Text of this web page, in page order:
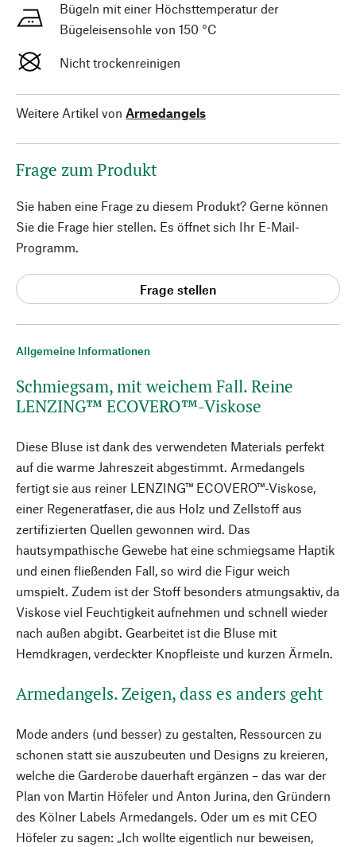
Allgemeine Informationen
Schmiegsam, mit weichem Fall. Reine
LENZING™ ECOVERO™-Viskose
Diese Bluse ist dank des verwendeten Materials perfekt
auf die warme Jahreszeit abgestimmt. Armedangels
fertigt sie aus reiner LENZING™ ECOVERO™-Viskose,
einer Regeneratfaser, die aus Holz und Zellstoff aus
zertifizierten Quellen gewonnen wird. Das
hautsympathische Gewebe hat eine schmiegsame Haptik
und einen fließenden Fall, so wird die Figur weich
umspielt. Zudem ist der Stoff besonders atmungsaktiv, da
Viskose viel Feuchtigkeit aufnehmen und schnell wieder
nach außen abgibt. Gearbeitet ist die Bluse mit
Hemdkragen, verdeckter Knopfleiste und kurzen Ärmeln.
Armedangels. Zeigen, dass es anders geht
Mode anders (und besser) zu gestalten, Ressourcen zu
schonen statt sie auszubeuten und Designs zu kreieren,
welche die Garderobe dauerhaft ergänzen – das war der
Plan von Martin Höfeler und Anton Jurina, den Gründern
des Kölner Labels Armedangels. Oder um es mit CEO
Höfeler zu sagen: „Ich wollte eigentlich nur beweisen,
Bügeln mit einer Höchsttemperatur der
Bügeleisensohle von 150 °C
Nicht trockenreinigen
Weitere Artikel von Armedangels
Frage zum Produkt
Sie haben eine Frage zu diesem Produkt? Gerne können
Sie die Frage hier stellen. Es öffnet sich Ihr E-Mail-
Programm.
Frage stellen